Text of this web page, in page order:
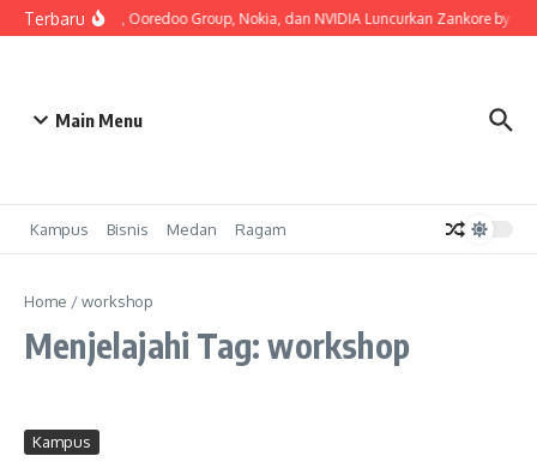
Lewati ke konten
TerbaruIndosat, Ooredoo Group, Nokia, dan NVIDIA Luncurkan Zankore by
Main Menu
Kampus Bisnis Medan Ragam
Home /workshop
Menjelajahi Tag: workshop
Kampus